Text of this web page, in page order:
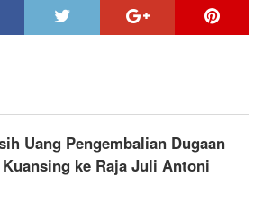
Uang Pengembalian Dugaan
ke Raja Juli Antoni